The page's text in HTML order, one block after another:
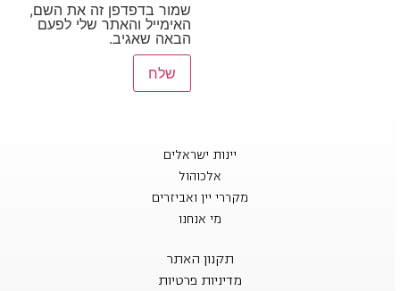
שמור בדפדפן זה את השם,
האימייל והאתר שלי לפעם
הבאה שאגיב.
יינות ישראלים
אלכוהול
מקררי יין ואביזרים
מי אנחנו
תקנון האתר
מדיניות פרטיות